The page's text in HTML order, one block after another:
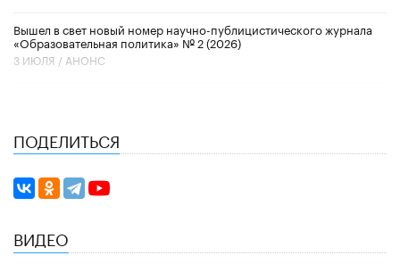
Вышел в свет новый номер научно-публицистического журнала
«Образовательная политика» № 2 (2026)
3 ИЮЛЯ / АНОНС
ПОДЕЛИТЬСЯ
ВИДЕО